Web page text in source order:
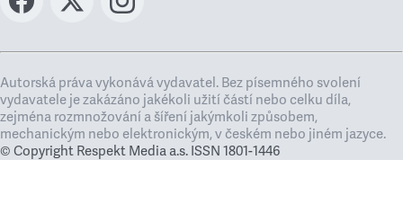
Autorská práva vykonává vydavatel. Bez písemného svolení
vydavatele je zakázáno jakékoli užití částí nebo celku díla,
zejména rozmnožování a šíření jakýmkoli způsobem,
mechanickým nebo elektronickým, v českém nebo jiném jazyce.
© Copyright Respekt Media a.s. ISSN 1801-1446